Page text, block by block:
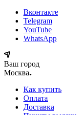
Вконтакте
Telegram
YouTube
WhatsApp
Ваш город
Москва
Как купить
Оплата
Доставка